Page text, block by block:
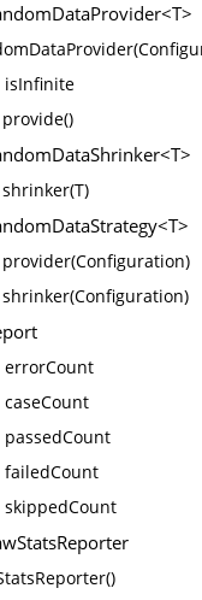
isInfinite
errorCount
failedCount
skippedCount